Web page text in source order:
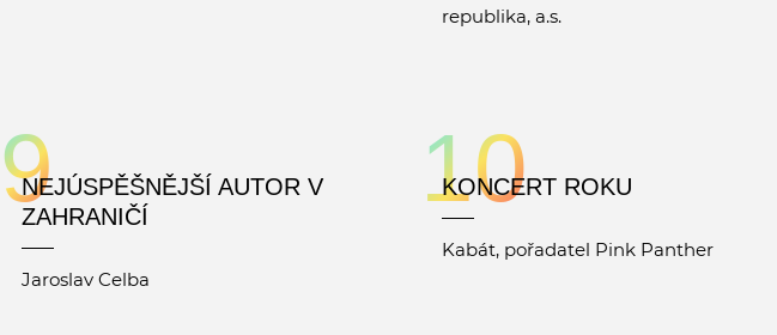
republika, a.s.
9
NEJÚSPĚŠNĚJŠÍ AUTOR V
ZAHRANIČÍ
Jaroslav Celba
10
KONCERT ROKU
Kabát, pořadatel Pink Panther